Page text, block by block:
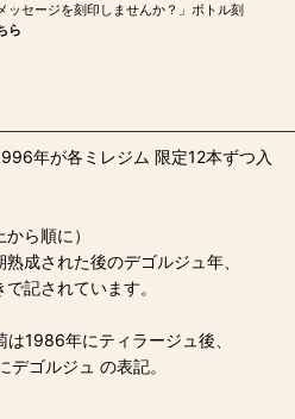
ッセージを刻印しませんか？」ボトル刻
ら
年が各ミレジム 限定12本ずつ入
ら順に）
成された後のデゴルジュ年、
記されています。
1986年にティラージュ後、
ゴルジュ の表記。